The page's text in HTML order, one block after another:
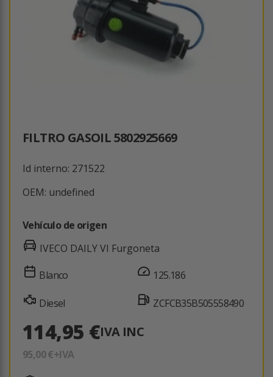
FILTRO GASOIL 5802925669
Id interno: 271522
OEM: undefined
Vehículo de origen
IVECO DAILY VI Furgoneta
Blanco
Diesel
125.186
ZCFCB35B505558490
114,95 €IVA INC
95,00 €+IVA